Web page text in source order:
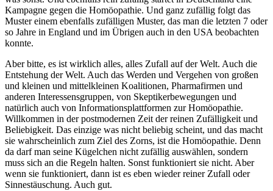
Kampagne gegen die Homöopathie. Und ganz zufällig folgt das
Muster einem ebenfalls zufälligen Muster, das man die letzten 7 oder
so Jahre in England und im Übrigen auch in den USA beobachten
konnte.
Aber bitte, es ist wirklich alles, alles Zufall auf der Welt. Auch die
Entstehung der Welt. Auch das Werden und Vergehen von großen
und kleinen und mittelkleinen Koalitionen, Pharmafirmen und
anderen Interessensgruppen, von Skeptikerbewegungen und
natürlich auch von Informationsplattformen zur Homöopathie.
Willkommen in der postmodernen Zeit der reinen Zufälligkeit und
Beliebigkeit. Das einzige was nicht beliebig scheint, und das macht
sie wahrscheinlich zum Ziel des Zorns, ist die Homöopathie. Denn
da darf man seine Kügelchen nicht zufällig auswählen, sondern
muss sich an die Regeln halten. Sonst funktioniert sie nicht. Aber
wenn sie funktioniert, dann ist es eben wieder reiner Zufall oder
Sinnestäuschung. Auch gut.